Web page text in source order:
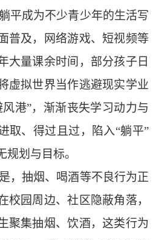
平成为不少青少年的生活写
普及，网络游戏、短视频等
大量课余时间，部分孩子日
虚拟世界当作逃避现实学业
港”，渐渐丧失学习动力与
取、得过且过，陷入“躺平”
划与目标。
，抽烟、喝酒等不良行为正
校园周边、社区隐蔽角落，
聚集抽烟、饮酒，这类行为